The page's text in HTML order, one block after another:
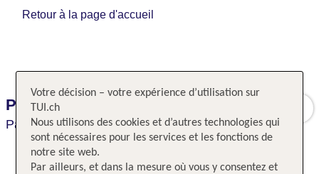
Retour à la page d'accueil
Pullman Paris Bercy
Paris,Paris,France
Votre décision – votre expérience d’utilisation sur
TUI.ch
Nous utilisons des cookies et d’autres technologies qui
sont nécessaires pour les services et les fonctions de
notre site web.
Par ailleurs, et dans la mesure où vous y consentez et